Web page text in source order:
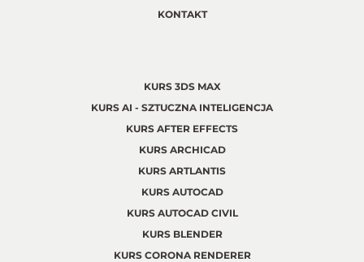
KONTAKT
KURS 3DS MAX
KURS AI - SZTUCZNA INTELIGENCJA
KURS AFTER EFFECTS
KURS ARCHICAD
KURS ARTLANTIS
KURS AUTOCAD
KURS AUTOCAD CIVIL
KURS BLENDER
KURS CORONA RENDERER